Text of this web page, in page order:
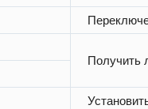
Получить